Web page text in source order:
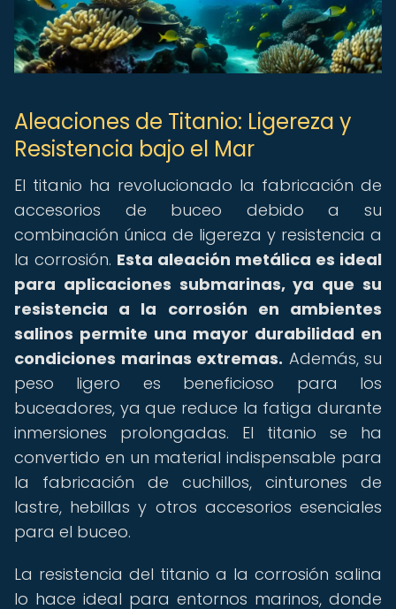
Aleaciones de Titanio: Ligereza y
Resistencia bajo el Mar
El titanio ha revolucionado la fabricación de
accesorios de buceo debido a su
combinación única de ligereza y resistencia a
la corrosión. Esta aleación metálica es ideal
para aplicaciones submarinas, ya que su
resistencia a la corrosión en ambientes
salinos permite una mayor durabilidad en
condiciones marinas extremas. Además, su
peso ligero es beneficioso para los
buceadores, ya que reduce la fatiga durante
inmersiones prolongadas. El titanio se ha
convertido en un material indispensable para
la fabricación de cuchillos, cinturones de
lastre, hebillas y otros accesorios esenciales
para el buceo.
La resistencia del titanio a la corrosión salina
lo hace ideal para entornos marinos, donde